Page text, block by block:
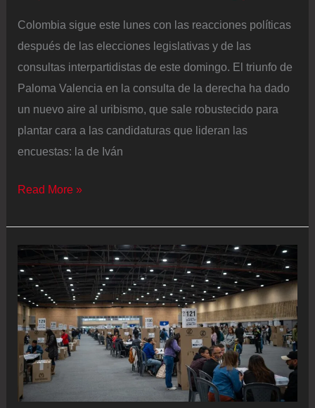
Colombia sigue este lunes con las reacciones políticas
después de las elecciones legislativas y de las
consultas interpartidistas de este domingo. El triunfo de
Paloma Valencia en la consulta de la derecha ha dado
un nuevo aire al uribismo, que sale robustecido para
plantar cara a las candidaturas que lideran las
encuestas: la de Iván
Resultados
legislativas
Colombia
2026,
en
vivo
La
Registraduría
reporta
Read More »